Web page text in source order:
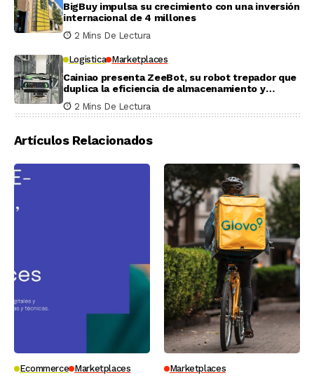
BigBuy impulsa su crecimiento con una inversión
internacional de 4 millones
2 Mins De Lectura
Logistica Marketplaces
Cainiao presenta ZeeBot, su robot trepador que
duplica la eficiencia de almacenamiento y
recogida en pruebas reales
2 Mins De Lectura
Artículos Relacionados
Ecommerce Marketplaces Marketplaces